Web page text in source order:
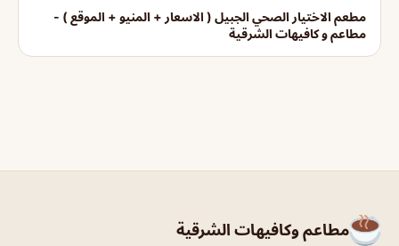
مطعم الاختيار الصحي الجبيل ( الاسعار + المنيو + الموقع ) -
مطاعم و كافيهات الشرقية
مطاعم وكافيهات الشرقية